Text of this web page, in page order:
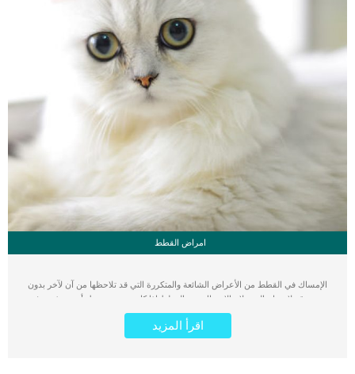
امراض القطط
الإمساك في القطط من الأعراض الشائعة والمتكررة التي قد تلاحظها من آن لآخر بدون
سبب. قد لا تحتاج إلى علاج الإمساك عند القطط إذا كان عرض بسيط يأتي و يذهب في
فترة قصيرة، لكن في بعض الأحيان قد يكون الإمساك مؤشر على مرض خطير لقطتك.
قد يدل الإمساك على مشاكل خطيرة عند قطتك تحتاج إلى تدخل سريع بواسطة الطبيب
البيطري، لذلك سنذكر لك طرق علاج الإمساك في القطط و كذلك أعراضه بالتفصيل.
اقرأ المزيد